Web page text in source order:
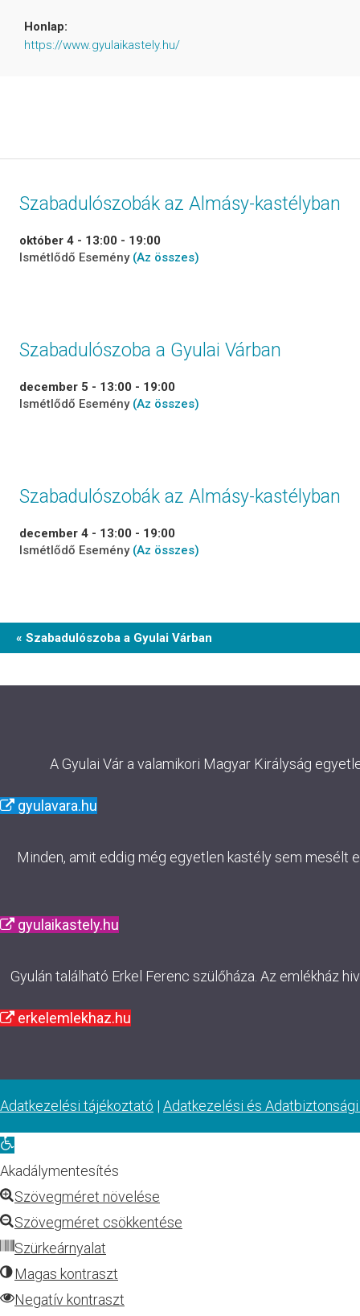
Honlap:
https://www.gyulaikastely.hu/
Szabadulószobák az Almásy-kastélyban
október 4 - 13:00 - 19:00
Ismétlődő Esemény (Az összes)
Szabadulószoba a Gyulai Várban
december 5 - 13:00 - 19:00
Ismétlődő Esemény (Az összes)
Szabadulószobák az Almásy-kastélyban
december 4 - 13:00 - 19:00
Ismétlődő Esemény (Az összes)
Event
« Szabadulószoba a Gyulai Várban
A Gyulai Vár a valamikori Magyar Királyság
gyulavara.hu
Minden, amit eddig még egyetlen kastély sem mesélt
gyulaikastely.hu
Gyulán található Erkel Ferenc szülőháza. Az emlékház
erkelemlekhaz.hu
Adatkezelési tájékoztató | Adatkezelési és
Eszköztár
megnyitása
Akadálymentesítés
Szövegméret növelése
Szövegméret csökkentése
Szürkeárnyalat
Magas kontraszt
Negatív kontraszt